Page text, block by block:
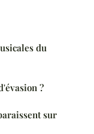
du
?
sur